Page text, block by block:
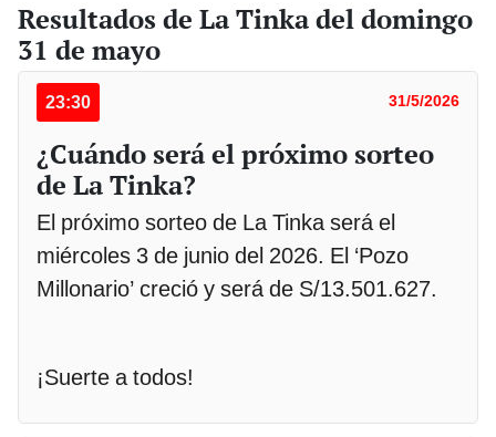
Resultados de La Tinka del domingo
31 de mayo
23:30 31/5/2026
¿Cuándo será el próximo sorteo
de La Tinka?
El próximo sorteo de La Tinka será el
miércoles 3 de junio del 2026. El ‘Pozo
Millonario’ creció y será de S/13.501.627.
¡Suerte a todos!